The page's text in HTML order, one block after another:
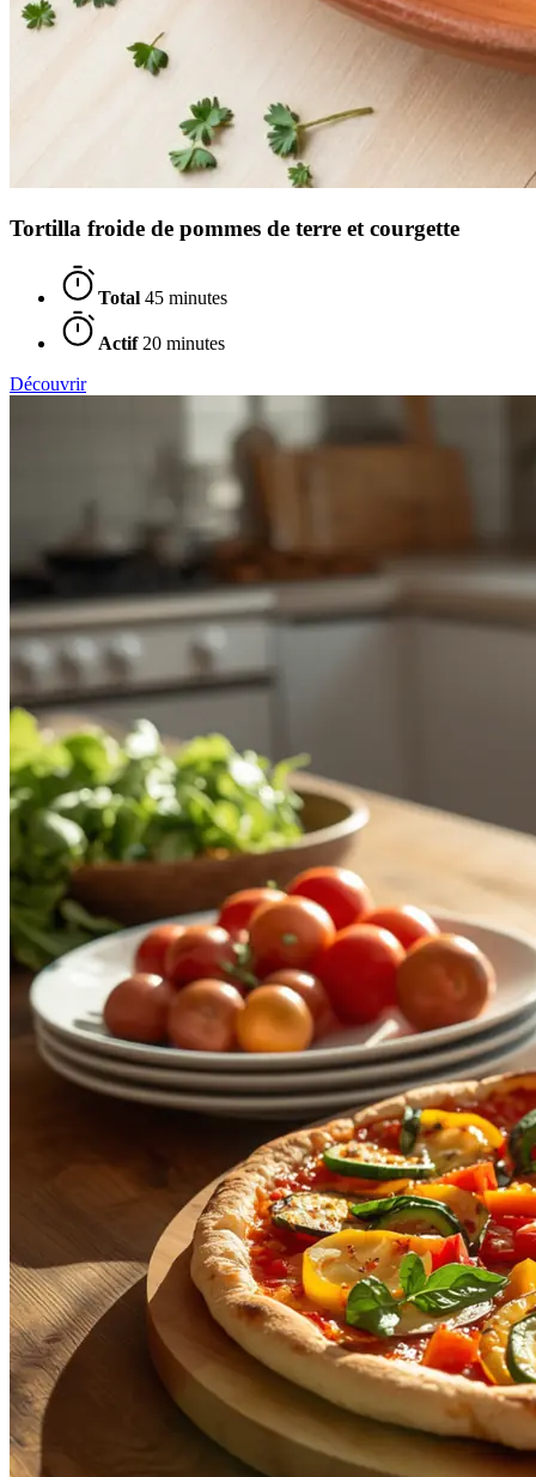
Tortilla froide de pommes de terre et courgette
Total 45 minutes
Actif20 minutes
Découvrir